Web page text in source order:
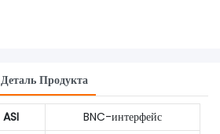
Деталь Продукта
ASI
BNC-интерфейс